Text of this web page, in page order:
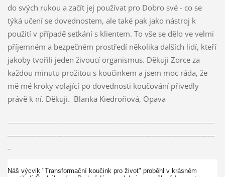
do svých rukou a začít jej používat pro Dobro své - co se
týká učení se dovednostem, ale také pak jako nástroj k
použití v případě setkání s klientem. To vše se dělo ve velmi
příjemném a bezpečném prostředí několika dalších lidí, kteří
jakoby tvořili jeden živoucí organismus. Děkuji Zorce za
každou minutu prožitou s koučinkem a jsem moc ráda, že
mě mé kroky volající po dovednosti koučování přivedly
právě k ní. Děkuji. Blanka Kiedroňová, Opava
Náš výcvik "Transformační koučink pro život" proběhl v krásném